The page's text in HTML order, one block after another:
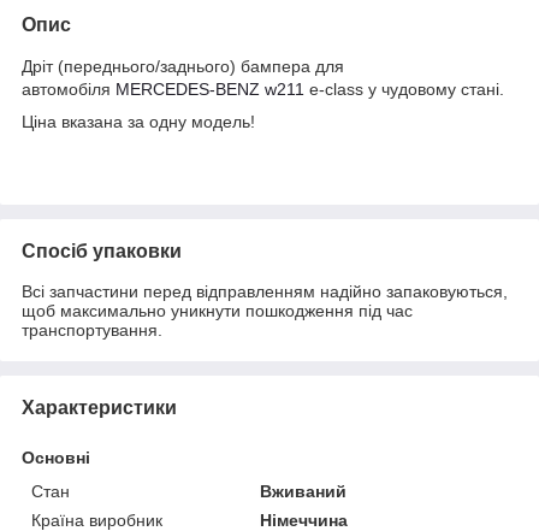
Опис
Дріт (переднього/заднього) бампера для
автомобіля MERCEDES-BENZ w211 e-class у чудовому стані.
Ціна вказана за одну модель!
Спосіб упаковки
Всі запчастини перед відправленням надійно запаковуються,
щоб максимально уникнути пошкодження під час
транспортування.
Характеристики
Основні
Стан
Вживаний
Країна виробник
Німеччина